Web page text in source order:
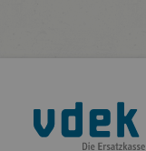
Fußleisten-
Navigation